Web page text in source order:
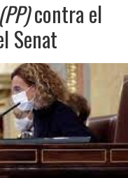
(PP)contra el
Senat